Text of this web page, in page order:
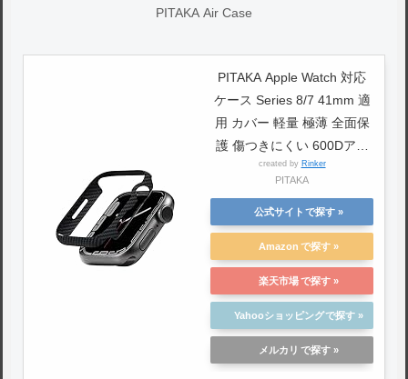
PITAKA Air Case
PITAKA Apple Watch 対応
ケース Series 8/7 41mm 適
用 カバー 軽量 極薄 全面保
護 傷つきにくい 600Dアラ
ミド繊維 カーボン風 デザイ
Case ブラック
created by Rinker
PITAKA
公式サイト
Amazon
楽天市場
Yahooショッピング
メルカリ